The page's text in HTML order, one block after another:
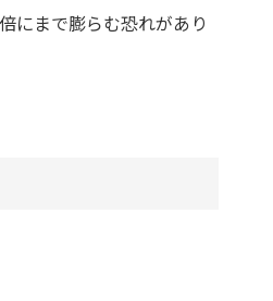
にまで膨らむ恐れがあり